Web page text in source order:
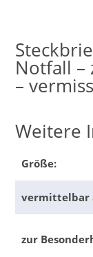
Notfall –
–
Weitere
Größe:
vermittelbar
zur